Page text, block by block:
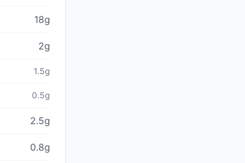
18g
2g
1.5g
0.5g
2.5g
0.8g